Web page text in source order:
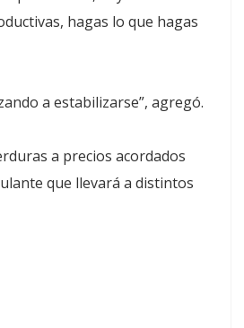
hagas lo que hagas
a estabilizarse”, agregó.
a precios acordados
que llevará a distintos